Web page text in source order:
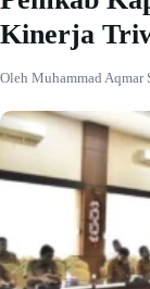
Kinerja
Oleh Muhammad Aqmar